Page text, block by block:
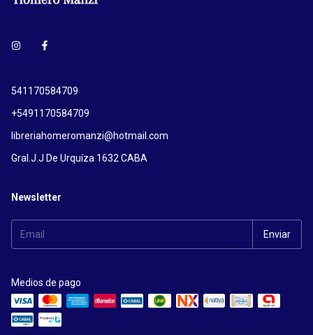
541170584709
+5491170584709
libreriahomeromanzi@hotmail.com
Gral.J.J De Urquíza 1632 CABA
Newsletter
Medios de pago